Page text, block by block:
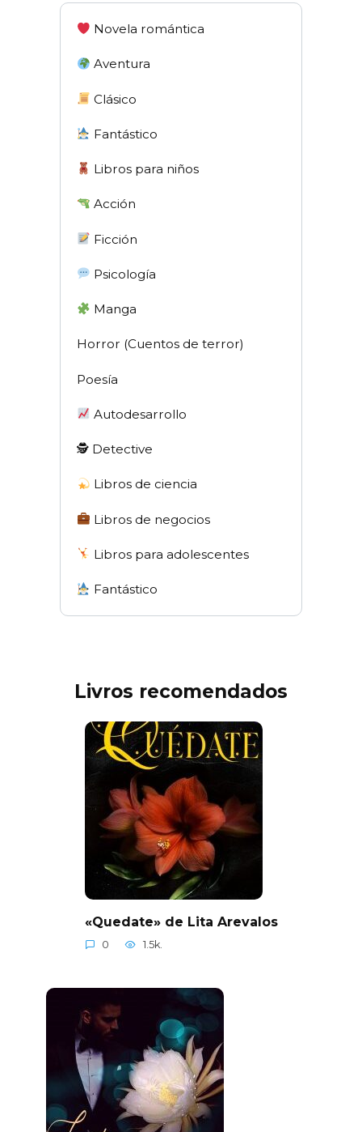
Novela romántica
Aventura
Clásico
Fantástico
Libros para niños
Acción
Ficción
Psicología
Manga
Horror (Cuentos de terror)
Poesía
Autodesarrollo
🕵 Detective
Libros de ciencia
Libros de negocios
Libros para adolescentes
Fantástico
Livros recomendados
«Quedate» de Lita Arevalos
0 1.5k.